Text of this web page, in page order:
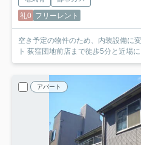
礼0 フリーレント
空き予定の物件のため、内装設備に
ト 荻窪団地前店まで徒歩5分と近場
アパート